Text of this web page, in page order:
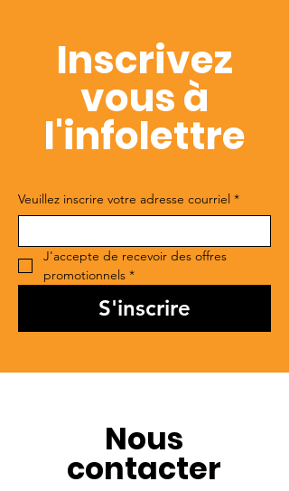
Inscrivez
vous à
l'infolettre
Veuillez inscrire votre adresse courriel *
J'accepte de recevoir des offres
promotionnels *
S'inscrire
Nous
contacter